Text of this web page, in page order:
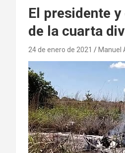
El presidente
de la cuarta
24 de enero de 2021 Manuel